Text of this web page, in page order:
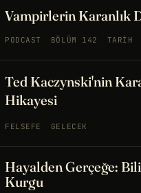
Vampirlerin Karanlık
PODCAST BÖLÜM 142 TARIH
Ted Kaczynski'nin
Hikayesi
FELSEFE GELECEK
Hayalden Gerçeğe:
Kurgu